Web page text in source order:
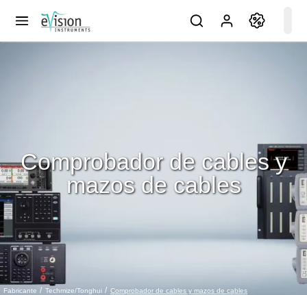
Fabricante Techmize/Tonghui Comprobador de cables y mazos de cables
Comprobador de cables y
mazos de cables